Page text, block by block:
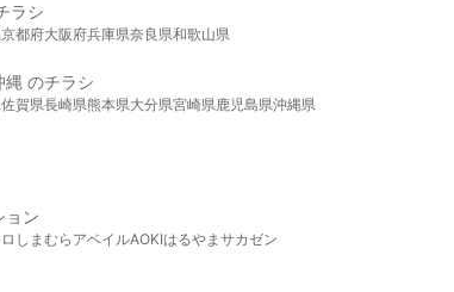
ラシ
京都府大阪府兵庫県奈良県和歌山県
縄 のチラシ
佐賀県長崎県熊本県大分県宮崎県鹿児島県沖縄県
ョン
しまむら アベイルAOKIはるやま サカゼン